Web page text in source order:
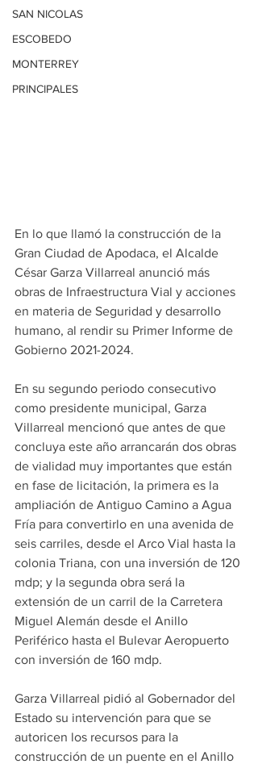
SAN NICOLAS
ESCOBEDO
MONTERREY
PRINCIPALES
En lo que llamó la construcción de la
Gran Ciudad de Apodaca, el Alcalde
César Garza Villarreal anunció más
obras de Infraestructura Vial y acciones
en materia de Seguridad y desarrollo
humano, al rendir su Primer Informe de
Gobierno 2021-2024.
En su segundo periodo consecutivo
como presidente municipal, Garza
Villarreal mencionó que antes de que
concluya este año arrancarán dos obras
de vialidad muy importantes que están
en fase de licitación, la primera es la
ampliación de Antiguo Camino a Agua
Fría para convertirlo en una avenida de
seis carriles, desde el Arco Vial hasta la
colonia Triana, con una inversión de 120
mdp; y la segunda obra será la
extensión de un carril de la Carretera
Miguel Alemán desde el Anillo
Periférico hasta el Bulevar Aeropuerto
con inversión de 160 mdp.
Garza Villarreal pidió al Gobernador del
Estado su intervención para que se
autoricen los recursos para la
construcción de un puente en el Anillo